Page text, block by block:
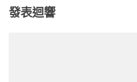
發表迴響